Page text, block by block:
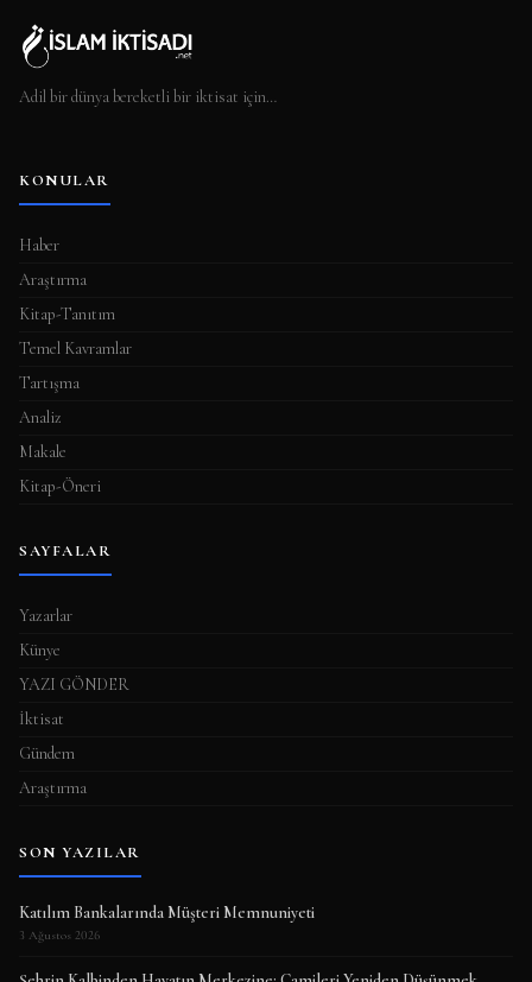
Adil bir dünya bereketli bir iktisat için…
KONULAR
Haber
Araştırma
Kitap-Tanıtım
Temel Kavramlar
Tartışma
Analiz
Makale
Kitap-Öneri
SAYFALAR
Yazarlar
Künye
YAZI GÖNDER
İktisat
Gündem
Araştırma
SON YAZILAR
Katılım Bankalarında Müşteri Memnuniyeti
3 Ağustos 2026